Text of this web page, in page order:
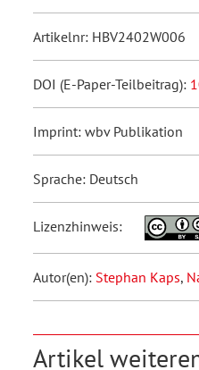
Artikelnr: HBV2402W006
DOI (E-Paper-Teilbeitrag):
Imprint: wbv Publikation
Sprache: Deutsch
Lizenzhinweis:
Autor(en): Stephan Kaps,
Artikel